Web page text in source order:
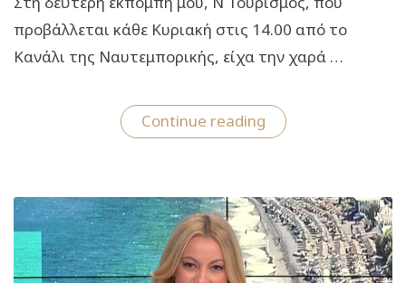
προβάλλεται κάθε Κυριακή στις 14.00 από το
Κανάλι της Ναυτεμπορικής, είχα την χαρά …
Continue reading““Ν
Τουρισμός”:
με
καλεσμένους
τον
Δημήτρη
Φραγκάκη
και